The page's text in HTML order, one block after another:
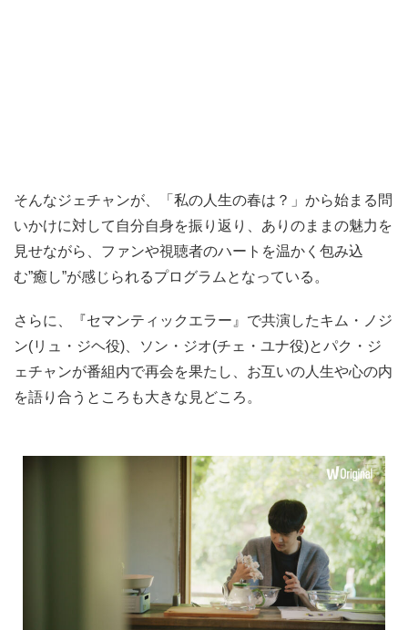
そんなジェチャンが、「私の人生の春は？」から始まる問
いかけに対して自分自身を振り返り、ありのままの魅力を
見せながら、ファンや視聴者のハートを温かく包み込
む”癒し”が感じられるプログラムとなっている。
さらに、『セマンティックエラー』で共演したキム・ノジ
ン(リュ・ジヘ役)、ソン・ジオ(チェ・ユナ役)とパク・ジ
ェチャンが番組内で再会を果たし、お互いの人生や心の内
を語り合うところも大きな見どころ。